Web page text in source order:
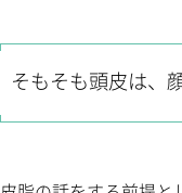
そもそも頭皮は、